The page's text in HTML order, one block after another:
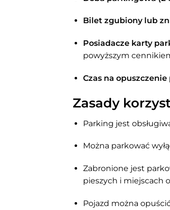
Bilet zgubiony lub
Posiadacze karty
powyższym
Czas na
Zasady
Parking jest
Można parkować
Zabronione jest
pieszych i miejscach
Pojazd można